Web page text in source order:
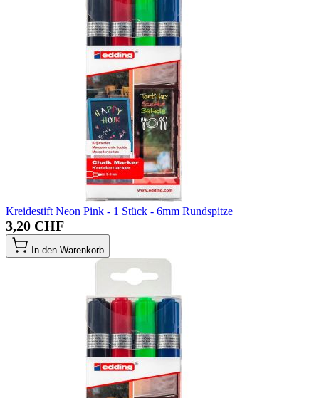
Kreidestift Neon Pink - 1 Stück - 6mm Rundspitze
3,20 CHF
In den Warenkorb